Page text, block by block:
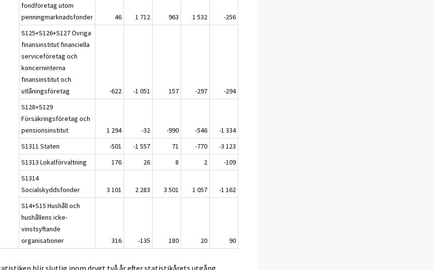
fondföretag utom
penningmarknadsfonder
46 1 712 963 1 532
-256
S125+S126+S127 Övriga
finansinstitut financiella
serviceföretag och
koncerninterna
finansinstitut och
utlåningsföretag
-622 -1 051 157 -297
-294
S128+S129
Försäkringsföretag och
pensionsinstitut
1 294 -32 -990 -546
-1 334
S1311 Staten
-501 -1 557 71 -770
-3 123
S1313 Lokalförvaltning
176 26 8 2
-109
S1314
Socialskyddsfonder
3 101 2 283 3 501 1 057
-1 162
S14+S15 Hushåll och
hushållens icke-
vinstsyftande
organisationer
316 -135 180 20 90
blir slutlig inom drygt två år efter statistikårets utgång.